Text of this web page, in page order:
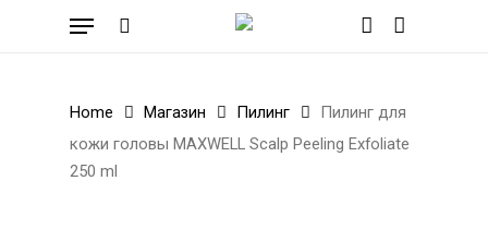
Menu
Home Магазин Пилинг
Пилинг для
кожи головы MAXWELL Scalp Peeling Exfoliate
250 ml